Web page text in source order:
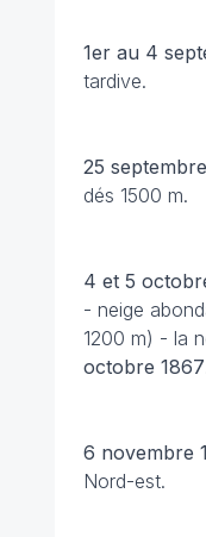
1er au 4
tardive.
25
dés 1500 m.
4 et 5
- neige
1200 m) - la
octobre 1867
6 novembre
Nord-est.